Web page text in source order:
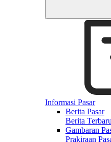
Informasi Pasar
Berita Pasar
Berita
Gambaran
Prakiraan